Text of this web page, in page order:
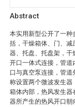
Abstract
本实用新型公开了一
括，干燥箱体、门、减
器、托盘、托盘架，干
开口一体式连接，管
口与真空泵连接，管
称设置两个微波发生
箱体内部，热风发生器
器所产生的热风开口朝